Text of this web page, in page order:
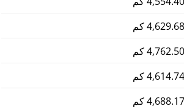
4,629.68 كم
4,762.50 كم
4,614.74 كم
4,688.17 كم